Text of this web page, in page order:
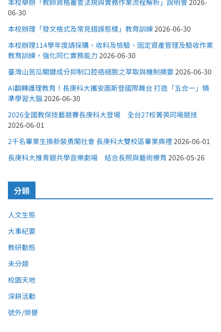
本校舉辦「教師資格審查法規與實務作業流程解析」說明會2026-
06-30
本校辦理「發文格式及常見錯誤態樣」教育訓練2026-06-30
本校辦理114學年度請採購、收料及檢驗、固定資產管理及驗收作業
教育訓練，強化同仁實務能力 2026-06-30
臺灣山苦瓜關鍵成分抑制口腔癌細胞之萃取與機制摘要2026-06-30
AI翻轉護理教育！長庚科大攜安圖斯登國際舞台 打造「五合一」精
準學習大腦 2026-06-30
2026全國教保技藝競賽長庚科大登場 全台27校菁英同場競技
2026-06-01
2千名畢業生換新裝勇闖社會 長庚科大雙校區畢業典禮2026-06-01
長庚科大推青銀共學音樂劇場 結合長照與藝術療育 2026-05-26
分類
人文生態
大事紀要
教研動態
未分類
校園天地
深耕活動
號外/榮譽